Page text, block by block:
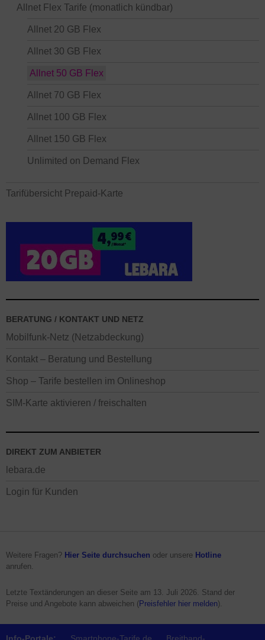
Allnet Flex Tarife (monatlich kündbar)
Allnet 20 GB Flex
Allnet 30 GB Flex
Allnet 50 GB Flex
Allnet 70 GB Flex
Allnet 100 GB Flex
Allnet 150 GB Flex
Unlimited on Demand Flex
Tarifübersicht Prepaid-Karte
BERATUNG / KONTAKT UND NETZ
Mobilfunk-Netz (Netzabdeckung)
Kontakt – Beratung und Bestellung
Shop – Tarife bestellen im Onlineshop
SIM-Karte aktivieren / freischalten
DIREKT ZUM ANBIETER
lebara.de
Login für Kunden
Weitere Fragen? Hier Seite durchsuchen oder unsere Hotline
anrufen.
Letzte Textänderungen an dieser Seite am 13. Juli 2026 . Stand der
Preise und Angebote kann abweichen (Preisfehler hier melden).
Info-Portale: Smartphone-Tarife.de Breitband-